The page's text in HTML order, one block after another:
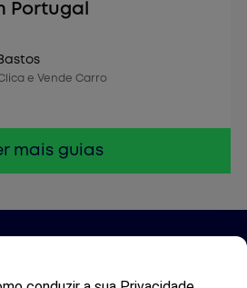
Portugal
e Vende Carro
mais guias